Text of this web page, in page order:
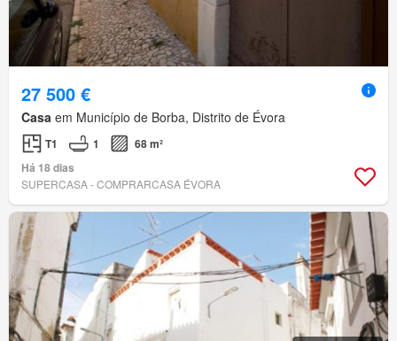
27 500 €
Casa em Município de Borba, Distrito de Évora
T1 1
68 m²
Há 18 dias
SUPERCASA - COMPRARCASA ÉVORA